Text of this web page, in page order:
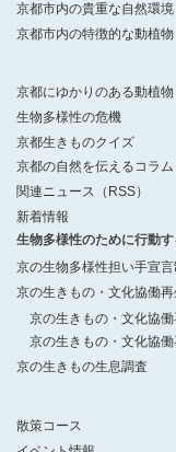
京都市内の貴重な自然環境
京都市内の特徴的な動植物
京都にゆかりのある動植物
生物多様性の危機
京都生きものクイズ
京都の自然を伝えるコラム
関連ニュース（RSS）
新着情報
生物多様性のために行動す
京の生物多様性担い手宣
京の生きもの・文化協働
京の生きもの・文化協
京の生きもの・文化協
京の生きもの生息調査
散策コース